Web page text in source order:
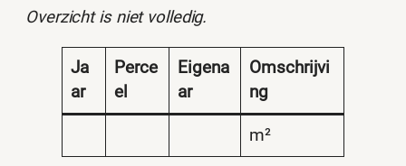
Overzicht is niet volledig.
Ja
ar
Perce
el
Eigena
ar
Omschrijvi
ng
m²